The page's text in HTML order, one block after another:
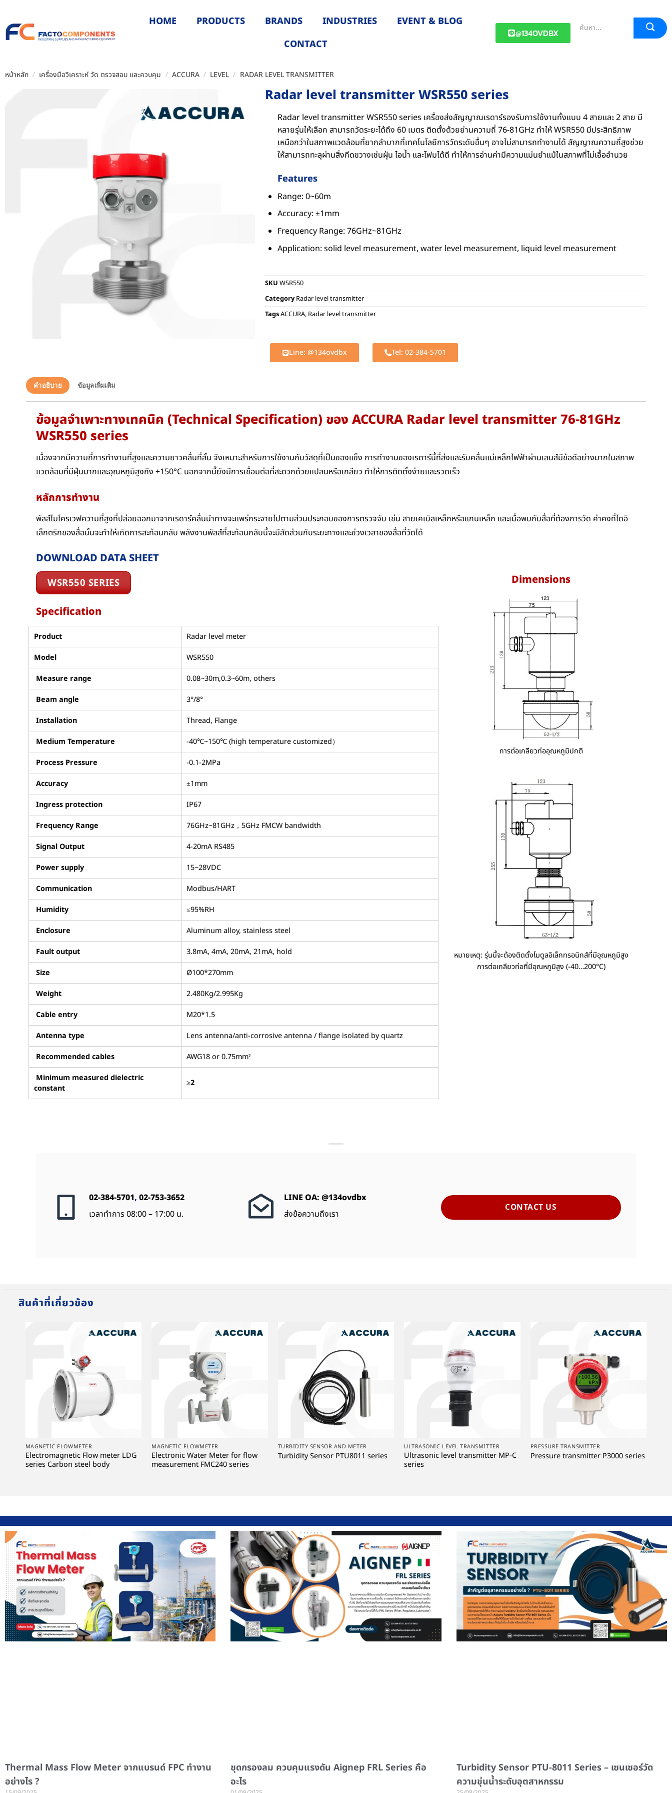
HOME PRODUCTS BRANDS INDUSTRIES
EVENT & BLOG
CONTACT
@134OVDBX
หน้าหลัก / เครื่องมือวิเคราะห์ วัด ตรวจสอบ และควบคุม / ACCURA / LEVEL / RADAR LEVEL TRANSMITTER
Radar level transmitter WSR550 series
Radar level transmitter WSR550 series เครื่องส่งสัญญาณเรดาร์รองรับการใช้งานทั้งแบบ 4 สายและ 2 สาย มี
หลายรุ่นให้เลือก สามารถวัดระยะได้ถึง 60 เมตร ติดตั้งด้วยย่านความถี่ 76-81GHz ทำให้ WSR550 มีประสิทธิภาพ
เหนือกว่าในสภาพแวดล้อมที่ยากลำบากที่เทคโนโลยีการวัดระดับอื่นๆ อาจไม่สามารถทำงานได้ สัญญาณความถี่สูงช่วย
ให้สามารถทะลุผ่านสิ่งกีดขวางเช่นฝุ่น ไอน้ำ และโฟมได้ดี ทำให้การอ่านค่ามีความแม่นยำแม้ในสภาพที่ไม่เอื้ออำนวย
Features
Range: 0~60m
Accuracy: ±1mm
Frequency Range: 76GHz~81GHz
Application: solid level measurement, water level measurement, liquid level measurement
SKU WSR550
Category Radar level transmitter
TagsACCURA, Radar level transmitter
Line: @134ovdbx Tel: 02-384-5701
คำอธิบาย ข้อมูลเพิ่มเติม
ข้อมูลจำเพาะทางเทคนิค (Technical Specification) ของ ACCURA Radar level transmitter 76-81GHz
WSR550 series
เนื่องจากมีความถี่การทำงานที่สูงและความยาวคลื่นที่สั้น จึงเหมาะสำหรับการใช้งานกับวัสดุที่เป็นของแข็ง การทำงานของเรดาร์นี้ที่ส่งและรับคลื่นแม่เหล็กไฟฟ้าผ่านเลนส์มีข้อดีอย่างมากในสภาพ
แวดล้อมที่มีฝุ่นมากและอุณหภูมิสูงถึง +150°C นอกจากนี้ยังมีการเชื่อมต่อที่สะดวกด้วยแปลนหรือเกลียว ทำให้การติดตั้งง่ายและรวดเร็ว
หลักการทำงาน
พัลส์ไมโครเวฟความถี่สูงที่ปล่อยออกมาจากเรดาร์คลื่นนำทางจะแพร่กระจายไปตามส่วนประกอบของการตรวจจับ เช่น สายเคเบิลเหล็กหรือแกนเหล็ก และเมื่อพบกับสื่อที่ต้องการวัด ค่าคงที่ไดอิ
เล็กตริกของสื่อนั้นจะทำให้เกิดการสะท้อนกลับ พลังงานพัลส์ที่สะท้อนกลับนี้จะมีสัดส่วนกับระยะทางและช่วงเวลาของสื่อที่วัดได้
DOWNLOAD DATA SHEET
WSR550 SERIES
Specification
Product
Radar level meter
Model
WSR550
Measure range
0.08~30m,0.3~60m, others
Beam angle
3°/8°
Installation
Thread, Flange
Medium Temperature
-40℃~150℃ (high temperature customized）
Process Pressure
-0.1-2MPa
Accuracy
±1mm
Ingress protection
IP67
Frequency Range
76GHz~81GHz，5GHz FMCW bandwidth
Signal Output
4-20mA RS485
Power supply
15~28VDC
Communication
Modbus/HART
Humidity
≤95%RH
Enclosure
Aluminum alloy, stainless steel
Fault output
3.8mA, 4mA, 20mA, 21mA, hold
Size
Ø100*270mm
Weight
2.480Kg/2.995Kg
Cable entry
M20*1.5
Antenna type
Lens antenna/anti-corrosive antenna / flange isolated by quartz
Recommended cables
AWG18 or 0.75mm²
Minimum measured dielectric
constant
≥2
Dimensions
การต่อเกลียวท่ออุณหภูมิปกติ
หมายเหตุ: รุ่นนี้จะต้องติดตั้งโมดูลอิเล็กทรอนิกส์ที่มีอุณหภูมิสูง
การต่อเกลียวท่อที่มีอุณหภูมิสูง (-40…200°C)
02-384-5701, 02-753-3652
เวลาทำการ 08:00 – 17:00 น.
LINE OA: @134ovdbx
ส่งข้อความถึงเรา
CONTACT US
สินค้าที่เกี่ยวข้อง
MAGNETIC FLOWMETER
Electromagnetic Flow meter LDG
series Carbon steel body
MAGNETIC FLOWMETER
Electronic Water Meter for flow
measurement FMC240 series
TURBIDITY SENSOR AND METER
Turbidity Sensor PTU8011 series
ULTRASONIC LEVEL TRANSMITTER
Ultrasonic level transmitter MP-C
series
PRESSURE TRANSMITTER
Pressure transmitter P3000 series
Thermal Mass Flow Meter จากแบรนด์ FPC ทำงาน
อย่างไร ?
ชุดกรองลม ควบคุมแรงดัน Aignep FRL Series คือ
อะไร
Turbidity Sensor PTU-8011 Series – เซนเซอร์วัด
ความขุ่นน้ำระดับอุตสาหกรรม